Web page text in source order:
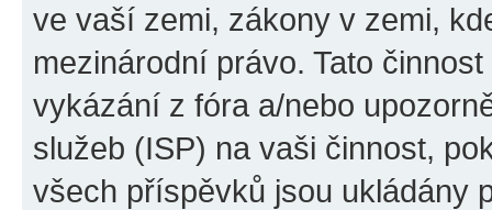
ve vaší zemi, zákony v zemi,
mezinárodní právo. Tato
vykázání z fóra a/nebo
služeb (ISP) na vaši činnost,
všech příspěvků jsou ukládány